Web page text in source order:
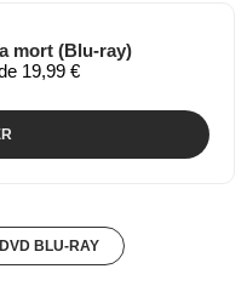
mort (Blu-ray)
19,99 €
BLU-RAY